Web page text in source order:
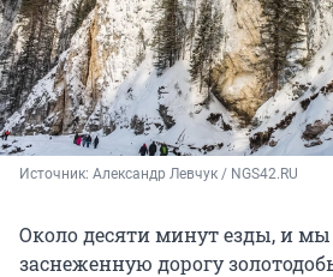
Источник: Александр Левчук / NGS42.RU
Около десяти минут езды, и
заснеженную дорогу